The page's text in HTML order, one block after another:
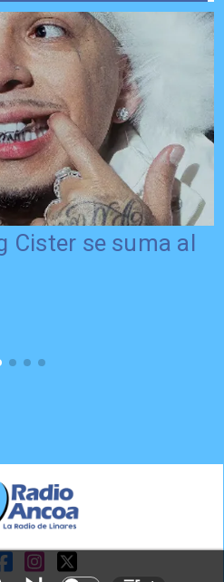
Cister se suma al